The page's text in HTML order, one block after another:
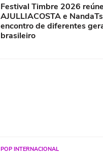
Festival Timbre 2026 reúne
AJULLIACOSTA e
encontro de diferentes
brasileiro
POP INTERNACIONAL